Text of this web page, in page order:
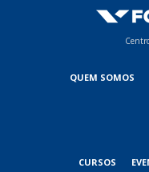
QUEM SOMOS
CURSOS